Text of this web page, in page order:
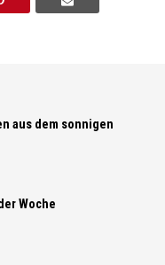
aus dem sonnigen
Woche